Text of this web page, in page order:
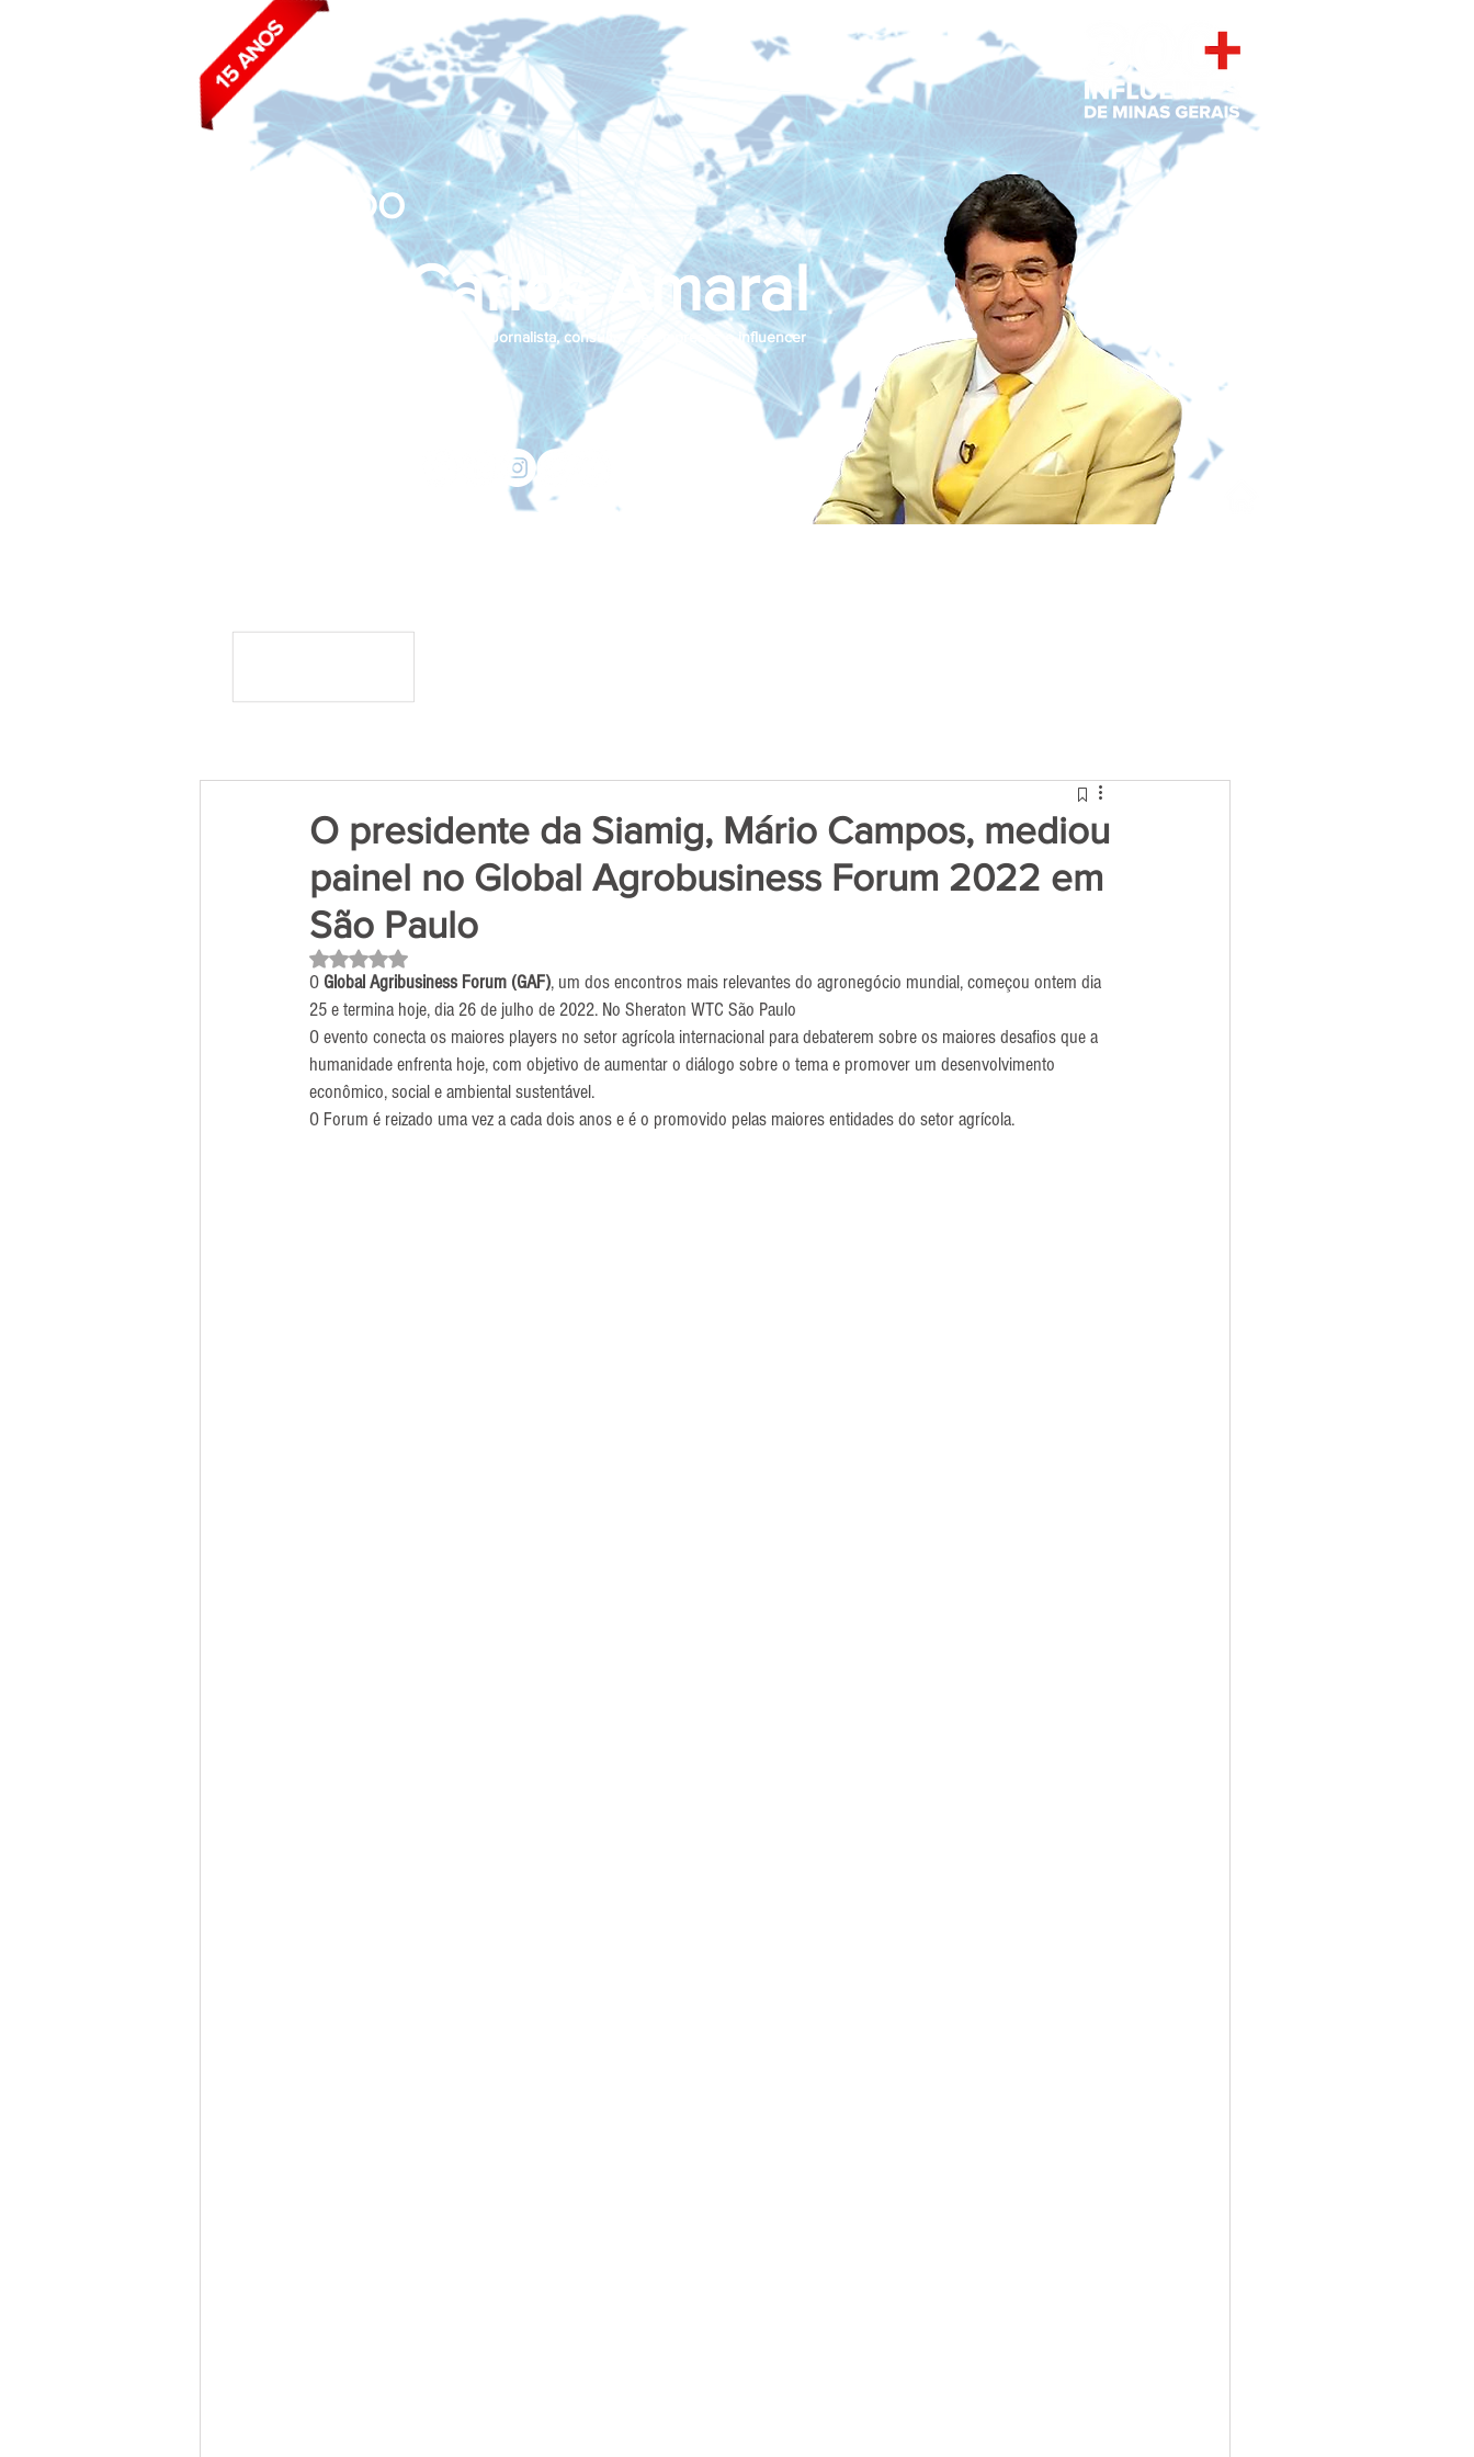
João Carlos Amaral
BLOG DO
Jornalista, consultor de empresas e influencer
O presidente da Siamig, Mário Campos, mediou
painel no Global Agrobusiness Forum 2022 em
São Paulo
Avaliado com NaN de 5 estrelas.
O Global Agribusiness Forum (GAF), um dos encontros mais relevantes do agronegócio mundial, começou ontem dia
25 e termina hoje, dia 26 de julho de 2022. No Sheraton WTC São Paulo
O evento conecta os maiores players no setor agrícola internacional para debaterem sobre os maiores desafios que a
humanidade enfrenta hoje, com objetivo de aumentar o diálogo sobre o tema e promover um desenvolvimento
econômico, social e ambiental sustentável.
O Forum é reizado uma vez a cada dois anos e é o promovido pelas maiores entidades do setor agrícola.